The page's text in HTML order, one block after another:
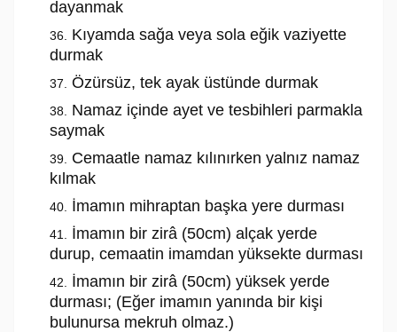
dayanmak
Kıyamda sağa veya sola eğik vaziyette
durmak
Özürsüz, tek ayak üstünde durmak
Namaz içinde ayet ve tesbihleri parmakla
saymak
Cemaatle namaz kılınırken yalnız namaz
kılmak
İmamın mihraptan başka yere durması
İmamın bir zirâ (50cm) alçak yerde
durup, cemaatin imamdan yüksekte durması
İmamın bir zirâ (50cm) yüksek yerde
durması; (Eğer imamın yanında bir kişi
bulunursa mekruh olmaz.)